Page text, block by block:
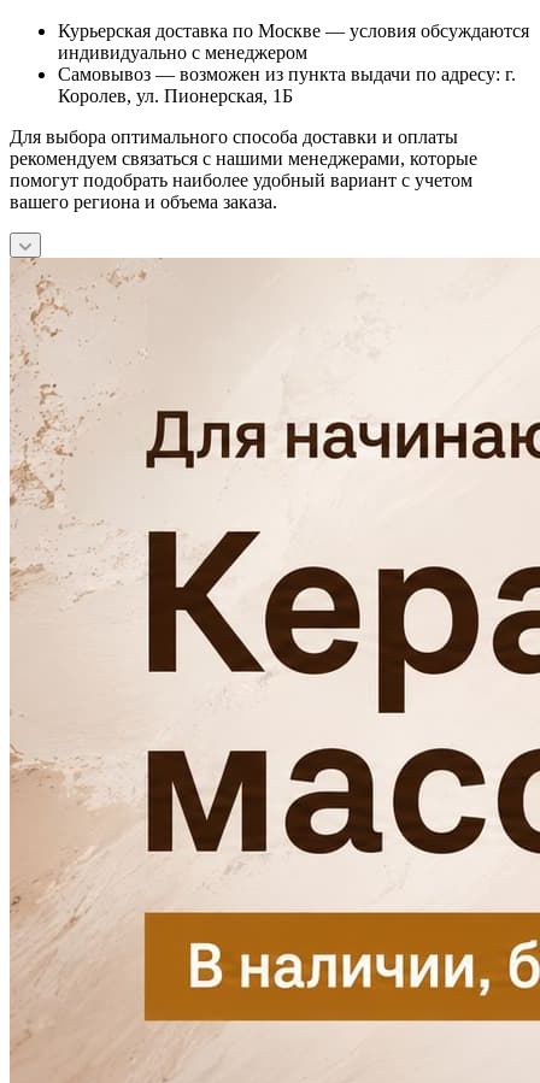
Курьерская доставка по Москве — условия обсуждаются
индивидуально с менеджером
Самовывоз — возможен из пункта выдачи по адресу: г.
Королев, ул. Пионерская, 1Б
Для выбора оптимального способа доставки и оплаты
рекомендуем связаться с нашими менеджерами, которые
помогут подобрать наиболее удобный вариант с учетом
вашего региона и объема заказа.